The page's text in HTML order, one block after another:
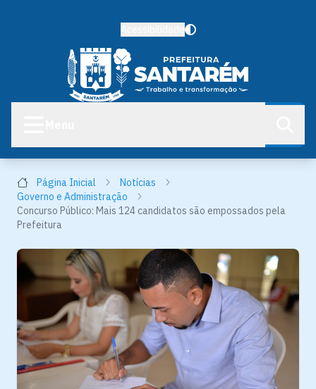
Página Inicial
Notícias
Governo e Administração
Concurso Público: Mais 124 candidatos são empossados pela
Prefeitura